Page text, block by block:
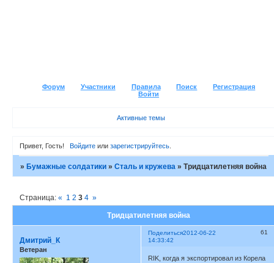
Форум Участники Правила Поиск
Регистрация
Войти
Активные темы
Привет, Гость! Войдитеили зарегистрируйтесь.
»Бумажные солдатики »Сталь и кружева »Тридцатилетняя война
Тридцатилетняя война
Страница:« 1 2 3 4 »
Поделиться 61
2012-06-22
14:33:42
Дмитрий_К
Ветеран
RIK, когда я экспортировал из Корела